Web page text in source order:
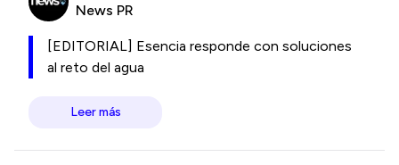
News PR
[EDITORIAL] Esencia responde con soluciones
al reto del agua
Leer más